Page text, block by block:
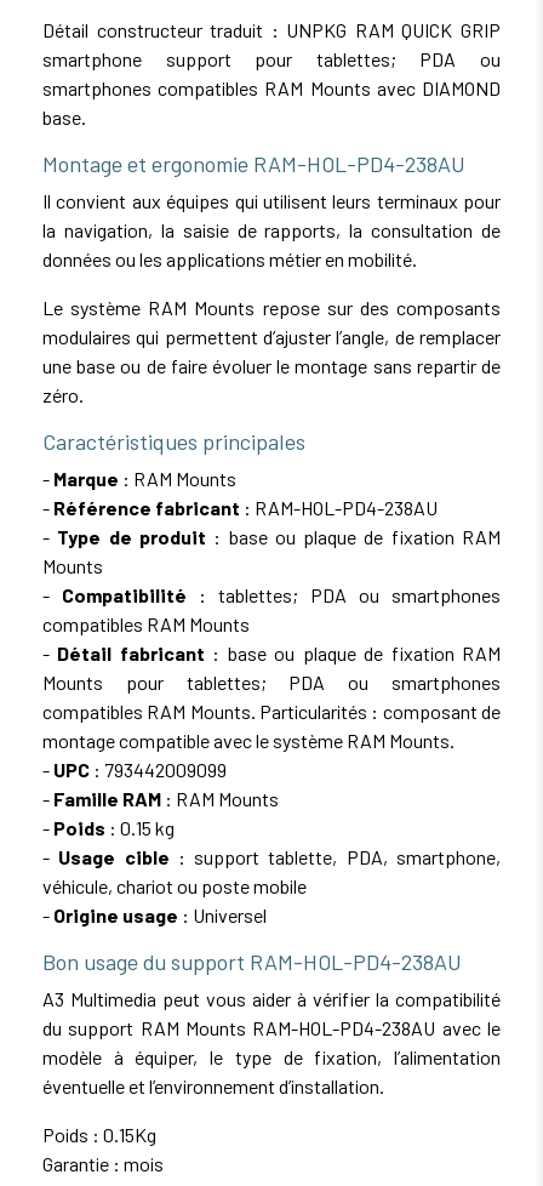
Détail constructeur traduit : UNPKG RAM QUICK GRIP
smartphone support pour tablettes; PDA ou
smartphones compatibles RAM Mounts avec DIAMOND
base.
Montage et ergonomie RAM-HOL-PD4-238AU
Il convient aux équipes qui utilisent leurs terminaux pour
la navigation, la saisie de rapports, la consultation de
données ou les applications métier en mobilité.
Le système RAM Mounts repose sur des composants
modulaires qui permettent d’ajuster l’angle, de remplacer
une base ou de faire évoluer le montage sans repartir de
zéro.
Caractéristiques principales
- Marque : RAM Mounts
- Référence fabricant : RAM-HOL-PD4-238AU
- Type de produit : base ou plaque de fixation RAM
Mounts
- Compatibilité : tablettes; PDA ou smartphones
compatibles RAM Mounts
- Détail fabricant : base ou plaque de fixation RAM
Mounts pour tablettes; PDA ou smartphones
compatibles RAM Mounts. Particularités : composant de
montage compatible avec le système RAM Mounts.
- UPC : 793442009099
- Famille RAM : RAM Mounts
- Poids : 0.15 kg
- Usage cible : support tablette, PDA, smartphone,
véhicule, chariot ou poste mobile
- Origine usage : Universel
Bon usage du support RAM-HOL-PD4-238AU
A3 Multimedia peut vous aider à vérifier la compatibilité
du support RAM Mounts RAM-HOL-PD4-238AU avec le
modèle à équiper, le type de fixation, l’alimentation
éventuelle et l’environnement d’installation.
Poids : 0.15Kg
Garantie : mois